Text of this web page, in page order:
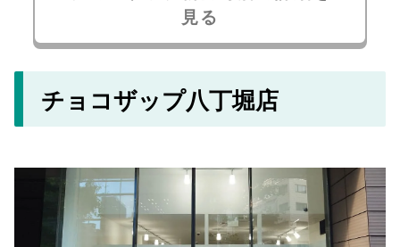
見る
チョコザップ八丁堀店